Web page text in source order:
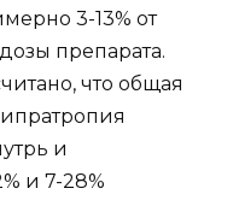
3-13% от
препарата.
что общая
и
и 7-28%